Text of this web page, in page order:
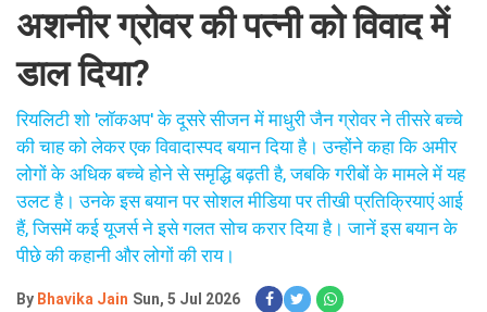
अशनीर ग्रोवर की पत्नी को विवाद में
डाल दिया?
रियलिटी शो 'लॉकअप' के दूसरे सीजन में माधुरी जैन ग्रोवर ने तीसरे बच्चे
की चाह को लेकर एक विवादास्पद बयान दिया है। उन्होंने कहा कि अमीर
लोगों के अधिक बच्चे होने से समृद्धि बढ़ती है, जबकि गरीबों के मामले में यह
उलट है। उनके इस बयान पर सोशल मीडिया पर तीखी प्रतिक्रियाएं आई
हैं, जिसमें कई यूजर्स ने इसे गलत सोच करार दिया है। जानें इस बयान के
पीछे की कहानी और लोगों की राय।
By Bhavika Jain Sun, 5 Jul 2026